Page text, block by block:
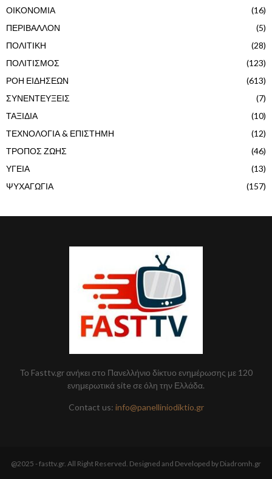
ΟΙΚΟΝΟΜΙΑ
(16)
ΠΕΡΙΒΑΛΛΟΝ
(5)
ΠΟΛΙΤΙΚΗ
(28)
ΠΟΛΙΤΙΣΜΟΣ
(123)
ΡΟΗ ΕΙΔΗΣΕΩΝ
(613)
ΣΥΝΕΝΤΕΥΞΕΙΣ
(7)
ΤΑΞΙΔΙΑ
(10)
ΤΕΧΝΟΛΟΓΙΑ & ΕΠΙΣΤΗΜΗ
(12)
ΤΡΟΠΟΣ ΖΩΗΣ
(46)
ΥΓΕΙΑ
(13)
ΨΥΧΑΓΩΓΙΑ
(157)
Το Fasttv.gr ανήκει στο Πανελλήνιο δίκτυο ενημέρωσης με 120
ενημερωτικά site σε όλη την Ελλάδα.
Contact us: info@panelliniodiktio.gr
@2025 - fasttv.gr. All Right Reserved. Designed and Developed by Diadromh.gr